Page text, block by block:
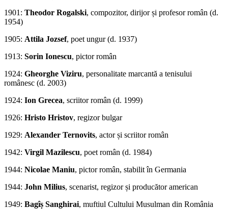
1901: Theodor Rogalski, compozitor, dirijor și profesor român (d.
1954)
1905: Attila Jozsef, poet ungur (d. 1937)
1913: Sorin Ionescu, pictor român
1924: Gheorghe Viziru, personalitate marcantă a tenisului
românesc (d. 2003)
1924: Ion Grecea, scriitor român (d. 1999)
1926: Hristo Hristov, regizor bulgar
1929: Alexander Ternovits, actor și scriitor român
1942: Virgil Mazilescu, poet român (d. 1984)
1944: Nicolae Maniu, pictor român, stabilit în Germania
1944: John Milius, scenarist, regizor și producător american
1949: Bagîș Sanghirai, muftiul Cultului Musulman din România